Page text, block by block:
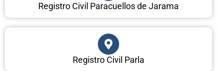
Registro Civil Paracuellos de Jarama
Registro Civil Parla